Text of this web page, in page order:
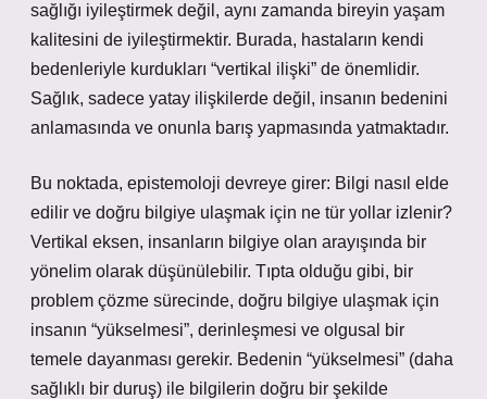
sağlığı iyileştirmek değil, aynı zamanda bireyin yaşam
kalitesini de iyileştirmektir. Burada, hastaların kendi
bedenleriyle kurdukları “vertikal ilişki” de önemlidir.
Sağlık, sadece yatay ilişkilerde değil, insanın bedenini
anlamasında ve onunla barış yapmasında yatmaktadır.
Bu noktada, epistemoloji devreye girer: Bilgi nasıl elde
edilir ve doğru bilgiye ulaşmak için ne tür yollar izlenir?
Vertikal eksen, insanların bilgiye olan arayışında bir
yönelim olarak düşünülebilir. Tıpta olduğu gibi, bir
problem çözme sürecinde, doğru bilgiye ulaşmak için
insanın “yükselmesi”, derinleşmesi ve olgusal bir
temele dayanması gerekir. Bedenin “yükselmesi” (daha
sağlıklı bir duruş) ile bilgilerin doğru bir şekilde